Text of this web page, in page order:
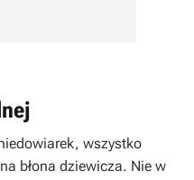
wszystko
błona dziewicza. Nie w